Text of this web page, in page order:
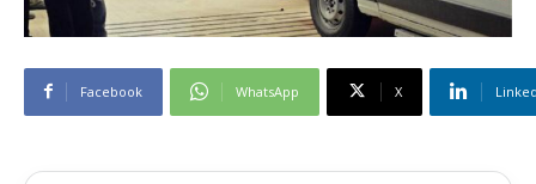
Facebook WhatsApp X